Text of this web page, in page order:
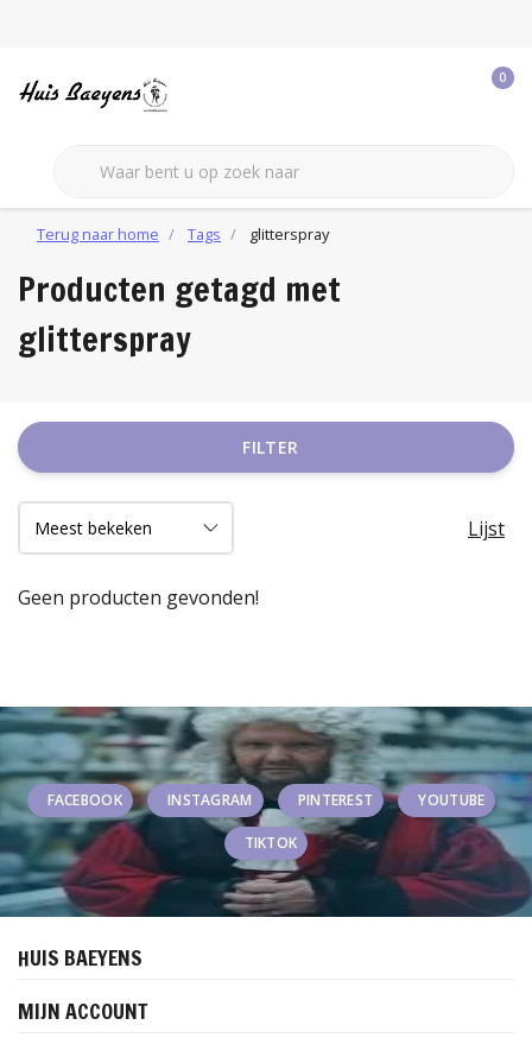
0
Terug naar home Tags glitterspray
Producten getagd met
glitterspray
FILTER
Lijst
Geen producten gevonden!
FACEBOOK INSTAGRAM PINTEREST YOUTUBE
TIKTOK
HUIS BAEYENS
MIJN ACCOUNT